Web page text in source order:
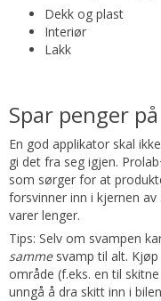
Dekk og plast
Interiør
Lakk
Spar penger
En god applikator skal
gi det fra seg igjen.
som sørger for at
forsvinner inn i kjernen
varer lenger.
Tips: Selv om svampen
sammesvamp til alt.
område (f.eks. en til
unngå å dra skitt inn i